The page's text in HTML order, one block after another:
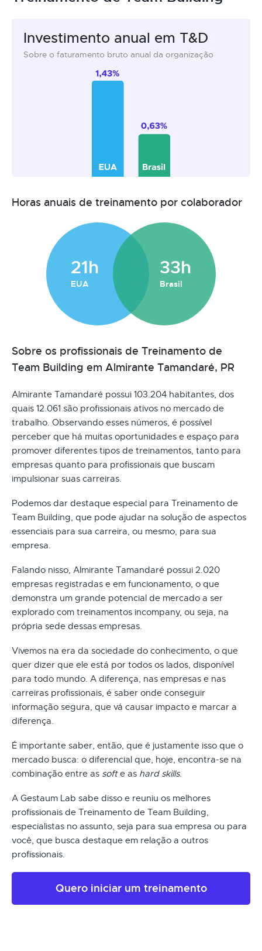
Investimento anual em T&D
Sobre o faturamento bruto anual da organização
Horas anuais de treinamento por colaborador
21h
EUA
33h
Brasil
Sobre os profissionais de Treinamento de
Team Building em Almirante Tamandaré, PR
Almirante Tamandaré possui 103.204 habitantes, dos
quais 12.061 são profissionais ativos no mercado de
trabalho. Observando esses números, é possível
perceber que há muitas oportunidades e espaço para
promover diferentes tipos de treinamentos, tanto para
empresas quanto para profissionais que buscam
impulsionar suas carreiras.
Podemos dar destaque especial para Treinamento de
Team Building, que pode ajudar na solução de aspectos
essenciais para sua carreira, ou mesmo, para sua
empresa.
Falando nisso, Almirante Tamandaré possui 2.020
empresas registradas e em funcionamento, o que
demonstra um grande potencial de mercado a ser
explorado com treinamentos incompany, ou seja, na
própria sede dessas empresas.
Vivemos na era da sociedade do conhecimento, o que
quer dizer que ele está por todos os lados, disponível
para todo mundo. A diferença, nas empresas e nas
carreiras profissionais, é saber onde conseguir
informação segura, que vá causar impacto e marcar a
diferença.
É importante saber, então, que é justamente isso que o
mercado busca: o diferencial que, hoje, encontra-se na
combinação entre as softe as hard skills.
A Gestaum Lab sabe disso e reuniu os melhores
profissionais de Treinamento de Team Building,
especialistas no assunto, seja para sua empresa ou para
você, que busca destaque em relação a outros
profissionais.
Quero iniciar um treinamento